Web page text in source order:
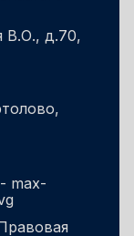
В.О., д.70,